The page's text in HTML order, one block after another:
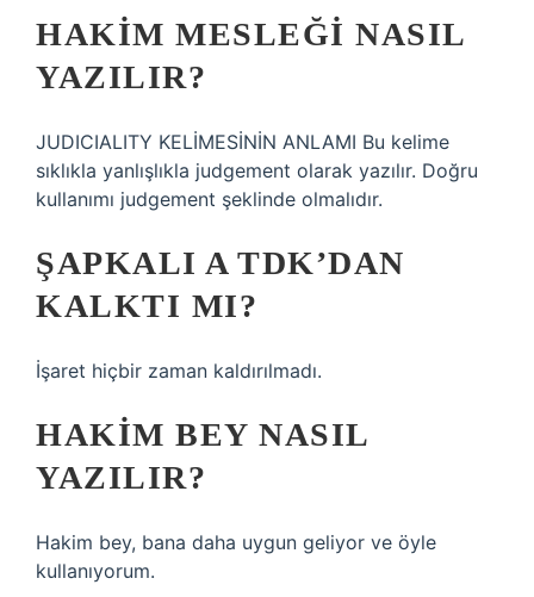
HAKIM MESLEĞI NASIL
YAZILIR?
JUDICIALITY KELİMESİNİN ANLAMI Bu kelime
sıklıkla yanlışlıkla judgement olarak yazılır. Doğru
kullanımı judgement şeklinde olmalıdır.
ŞAPKALI A TDK’DAN
KALKTI MI?
İşaret hiçbir zaman kaldırılmadı.
HAKIM BEY NASIL
YAZILIR?
Hakim bey, bana daha uygun geliyor ve öyle
kullanıyorum.